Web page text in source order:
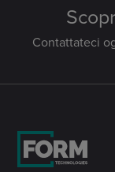
Contattateci